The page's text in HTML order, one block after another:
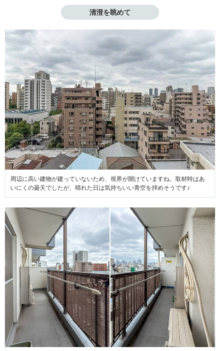
清澄を眺めて
周辺に高い建物が建っていないため、視界が開けていますね。取材時はあ
いにくの曇天でしたが、晴れた日は気持ちいい青空を拝めそうです♪